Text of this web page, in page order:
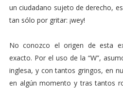
un ciudadano sujeto de derecho,
tan sólo por gritar: ¡wey!
No conozco el origen de esta
exacto. Por el uso de la “W”,
inglesa, y con tantos gringos, en
en algún momento y tras tantos